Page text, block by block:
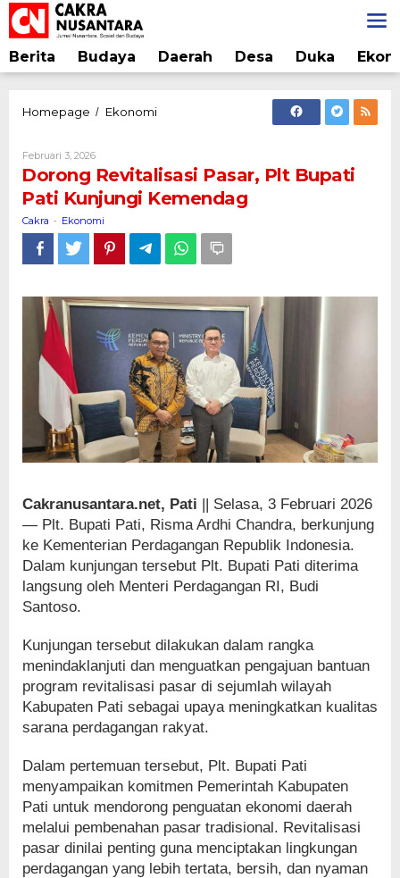
Lewati
ke
konten
Berita Budaya Daerah Desa Duka
Homepage / EkonomiDorong
Plt
Bupati
Pati
Kemendag
Februari 3, 2026Oleh
Cakra
Dorong Revitalisasi Pasar, Plt Bupati
Pati Kunjungi Kemendag
Cakra - Ekonomi
Cakranusantara.net, Pati || Selasa, 3 Februari 2026
— Plt. Bupati Pati, Risma Ardhi Chandra, berkunjung
ke Kementerian Perdagangan Republik Indonesia.
Dalam kunjungan tersebut Plt. Bupati Pati diterima
langsung oleh Menteri Perdagangan RI, Budi
Santoso.
Kunjungan tersebut dilakukan dalam rangka
menindaklanjuti dan menguatkan pengajuan bantuan
program revitalisasi pasar di sejumlah wilayah
Kabupaten Pati sebagai upaya meningkatkan kualitas
sarana perdagangan rakyat.
Dalam pertemuan tersebut, Plt. Bupati Pati
menyampaikan komitmen Pemerintah Kabupaten
Pati untuk mendorong penguatan ekonomi daerah
melalui pembenahan pasar tradisional. Revitalisasi
pasar dinilai penting guna menciptakan lingkungan
perdagangan yang lebih tertata, bersih, dan nyaman